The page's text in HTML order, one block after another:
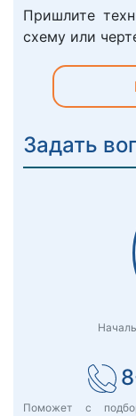
Пришлите
схему или
Задать
Поможет с